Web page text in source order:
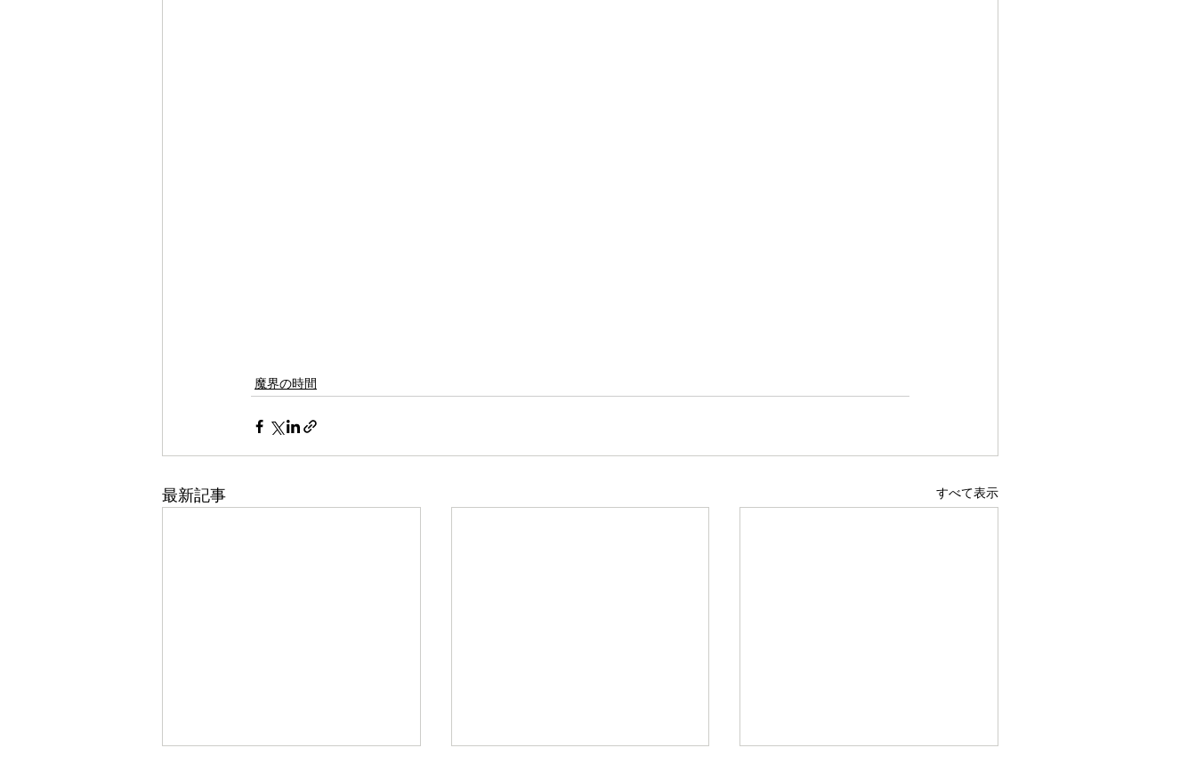
魔界の時間
最新記事 すべて表示